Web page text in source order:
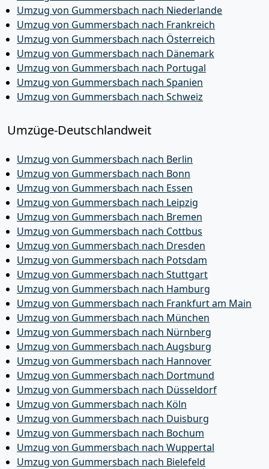
Umzug von Gummersbach nach Niederlande
Umzug von Gummersbach nach Frankreich
Umzug von Gummersbach nach Österreich
Umzug von Gummersbach nach Dänemark
Umzug von Gummersbach nach Portugal
Umzug von Gummersbach nach Spanien
Umzug von Gummersbach nach Schweiz
Umzüge-Deutschlandweit
Umzug von Gummersbach nach Berlin
Umzug von Gummersbach nach Bonn
Umzug von Gummersbach nach Essen
Umzug von Gummersbach nach Leipzig
Umzug von Gummersbach nach Bremen
Umzug von Gummersbach nach Cottbus
Umzug von Gummersbach nach Dresden
Umzug von Gummersbach nach Potsdam
Umzug von Gummersbach nach Stuttgart
Umzug von Gummersbach nach Hamburg
Umzug von Gummersbach nach Frankfurt am Main
Umzug von Gummersbach nach München
Umzug von Gummersbach nach Nürnberg
Umzug von Gummersbach nach Augsburg
Umzug von Gummersbach nach Hannover
Umzug von Gummersbach nach Dortmund
Umzug von Gummersbach nach Düsseldorf
Umzug von Gummersbach nach Köln
Umzug von Gummersbach nach Duisburg
Umzug von Gummersbach nach Bochum
Umzug von Gummersbach nach Wuppertal
Umzug von Gummersbach nach Bielefeld